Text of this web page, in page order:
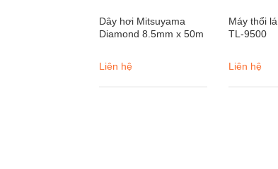
Dây hơi Mitsuyama
Diamond 8.5mm x 50m
Liên hệ
Máy thổi
TL-9500
Liên hệ